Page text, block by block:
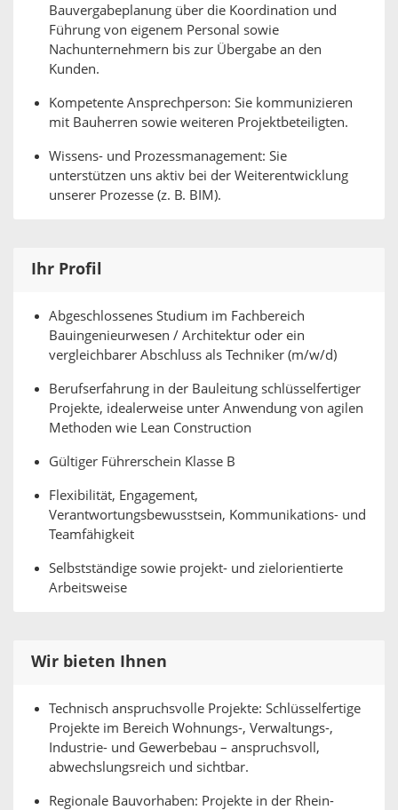
Bauvergabeplanung über die Koordination und
Führung von eigenem Personal sowie
Nachunternehmern bis zur Übergabe an den
Kunden.
Kompetente Ansprechperson: Sie kommunizieren
mit Bauherren sowie weiteren Projektbeteiligten.
Wissens- und Prozessmanagement: Sie
unterstützen uns aktiv bei der Weiterentwicklung
unserer Prozesse (z. B. BIM).
Ihr Profil
Abgeschlossenes Studium im Fachbereich
Bauingenieurwesen / Architektur oder ein
vergleichbarer Abschluss als Techniker (m/w/d)
Berufserfahrung in der Bauleitung schlüsselfertiger
Projekte, idealerweise unter Anwendung von agilen
Methoden wie Lean Construction
Gültiger Führerschein Klasse B
Flexibilität, Engagement,
Verantwortungsbewusstsein, Kommunikations- und
Teamfähigkeit
Selbstständige sowie projekt- und zielorientierte
Arbeitsweise
Wir bieten Ihnen
Technisch anspruchsvolle Projekte: Schlüsselfertige
Projekte im Bereich Wohnungs-, Verwaltungs-,
Industrie- und Gewerbebau – anspruchsvoll,
abwechslungsreich und sichtbar.
Regionale Bauvorhaben: Projekte in der Rhein-